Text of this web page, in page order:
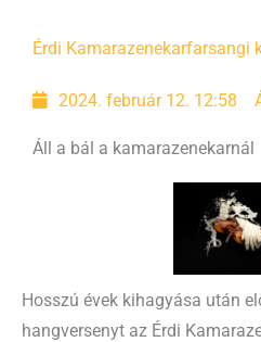
Érdi Kamarazenekarfarsangi
2024. február 12. 12:58
Áll a bál a kamarazenekarnál
Hosszú évek kihagyása után
hangversenyt az Érdi